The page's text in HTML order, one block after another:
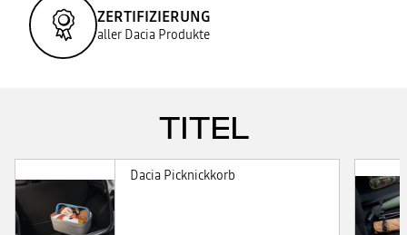
ZERTIFIZIERUNG
aller Dacia Produkte
TITEL
Dacia Picknickkorb